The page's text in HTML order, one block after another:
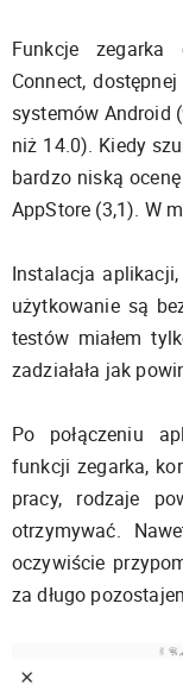
Funkcje zegarka
Connect,
systemów Android
niż 14.0). Kiedy
bardzo niską
AppStore (3,1). W
Instalacja
użytkowanie są
testów miałem
zadziałała jak
Po połączeniu
funkcji zegarka,
pracy, rodzaje
otrzymywać.
oczywiście
za długo